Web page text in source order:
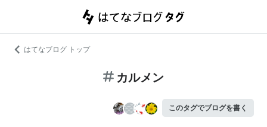
はてなブログ トップ
カルメン
このタグでブログを書く